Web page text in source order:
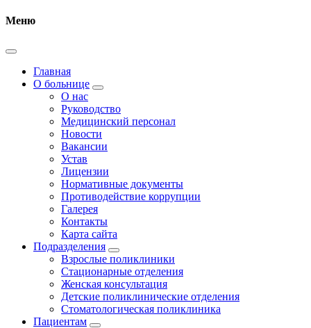
Меню
Главная
О больнице
О нас
Руководство
Медицинский персонал
Новости
Вакансии
Устав
Лицензии
Нормативные документы
Противодействие коррупции
Галерея
Контакты
Карта сайта
Подразделения
Взрослые поликлиники
Стационарные отделения
Женская консультация
Детские поликлинические отделения
Стоматологическая поликлиника
Пациентам